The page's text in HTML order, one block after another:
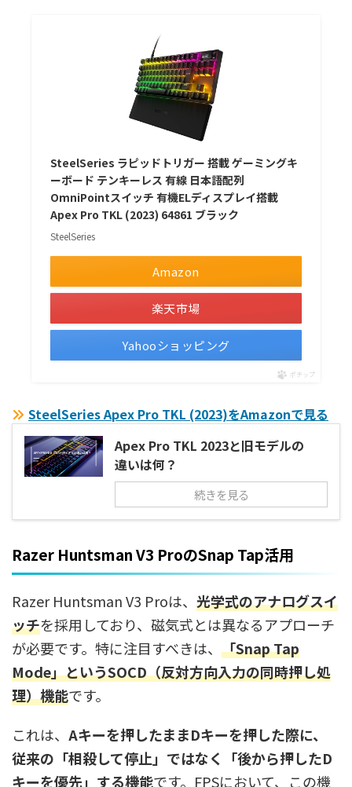
SteelSeries ラピッドトリガー 搭載 ゲーミングキ
ーボード テンキーレス 有線 日本語配列
OmniPointスイッチ 有機ELディスプレイ搭載
Apex Pro TKL (2023) 64861 ブラック
SteelSeries
Amazon
楽天市場
Yahooショッピング
ポチップ
SteelSeries Apex Pro TKL (2023)をAmazonで見る
Apex Pro TKL 2023と旧モデルの
違いは何？
続きを見る
Razer Huntsman V3 ProのSnap Tap活用
Razer Huntsman V3 Proは、 光学式のアナログスイ
ッチを採用しており、磁気式とは異なるアプローチ
が必要です。特に注目すべきは、 「Snap Tap
Mode」というSOCD（反対方向入力の同時押し処
理）機能です。
これは、 Aキーを押したままDキーを押した際に、
従来の「相殺して停止」ではなく「後から押したD
キーを優先」する機能です。FPSにおいて、この機